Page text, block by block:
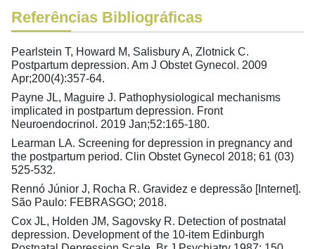
Referências Bibliográficas
Pearlstein T, Howard M, Salisbury A, Zlotnick C.
Postpartum depression. Am J Obstet Gynecol. 2009
Apr;200(4):357-64.
Payne JL, Maguire J. Pathophysiological mechanisms
implicated in postpartum depression. Front
Neuroendocrinol. 2019 Jan;52:165-180.
Learman LA. Screening for depression in pregnancy and
the postpartum period. Clin Obstet Gynecol 2018; 61 (03)
525-532.
Rennó Júnior J, Rocha R. Gravidez e depressão [Internet].
São Paulo: FEBRASGO; 2018.
Cox JL, Holden JM, Sagovsky R. Detection of postnatal
depression. Development of the 10-item Edinburgh